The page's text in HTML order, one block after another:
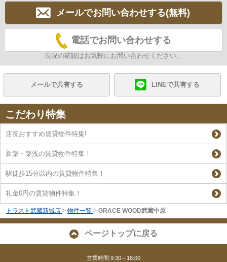
メールでお問い合わせする(無料)
電話でお問い合わせする
現況の確認はお気軽にお問い合わせください。
メールで共有する LINEで共有する
こだわり特集
店長おすすめ賃貸物件特集!
新築・築浅の賃貸物件特集！
駅徒歩15分以内の賃貸物件特集！
礼金0円の賃貸物件特集！
トラスト武蔵新城店 > 物件一覧 > GRACE WOOD武蔵中原
ページトップに戻る
営業時間:9:30～18:00